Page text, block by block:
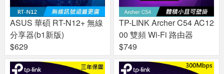
ASUS 華碩 RT-N12+ 無線
分享器(b1新版)
$629
TP-LINK Archer C54 AC12
00 雙頻 Wi-Fi 路由器
$749